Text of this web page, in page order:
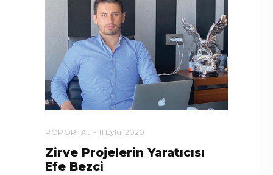
RÖPORTAJ 11 Eylül 2020
Zirve Projelerin Yaratıcısı
Efe Bezci